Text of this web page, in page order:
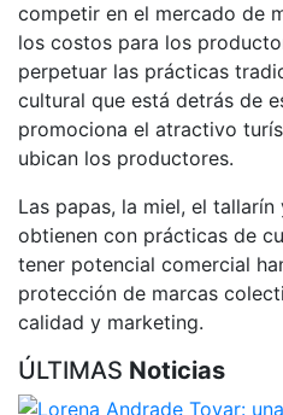
competir en el mercado de
los costos para los
perpetuar las prácticas
cultural que está detrás de
promociona el atractivo
ubican los productores.
Las papas, la miel, el
obtienen con prácticas de
tener potencial comercial
protección de marcas
calidad y marketing.
ÚLTIMAS Noticias